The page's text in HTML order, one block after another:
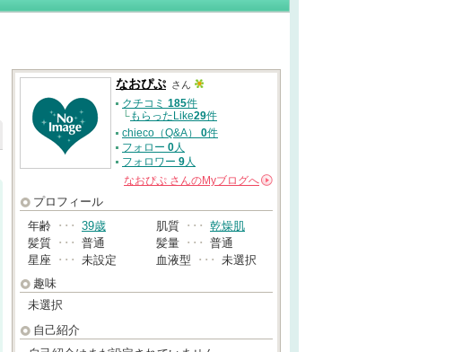
なおぴぷ さん
クチコミ 185件
└もらったLike29件
chieco（Q&A） 0件
フォロー 0人
フォロワー 9人
なおぴぷ さんのMyブログへ
プロフィール
年齢 ･･･ 39歳 肌質 ･･･ 乾燥肌
髪質 ･･･ 普通 髪量 ･･･ 普通
星座 ･･･ 未設定 血液型 ･･･ 未選択
趣味
未選択
自己紹介